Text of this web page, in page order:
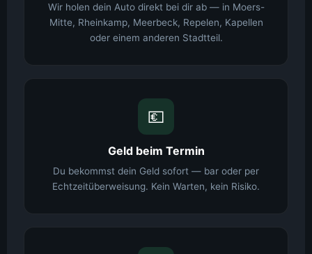
Wir holen dein Auto direkt bei dir ab — in Moers-
Mitte, Rheinkamp, Meerbeck, Repelen, Kapellen
oder einem anderen Stadtteil.
💶
Geld beim Termin
Du bekommst dein Geld sofort — bar oder per
Echtzeitüberweisung. Kein Warten, kein Risiko.